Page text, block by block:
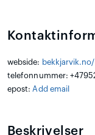
webside:
telefonnummer:
epost: Add email
Beskrivelser